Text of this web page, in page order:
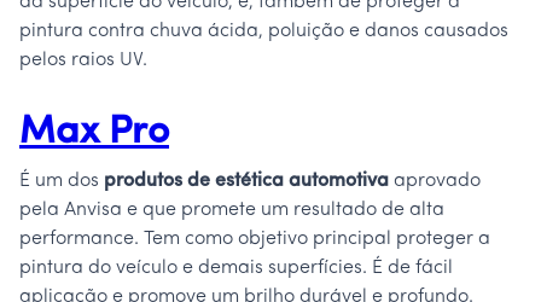
pintura contra chuva ácida, poluição e danos causados
pelos raios UV.
Max Pro
É um dos produtos de estética automotiva aprovado
pela Anvisa e que promete um resultado de alta
performance. Tem como objetivo principal proteger a
pintura do veículo e demais superfícies. É de fácil
aplicação e promove um brilho durável e profundo.